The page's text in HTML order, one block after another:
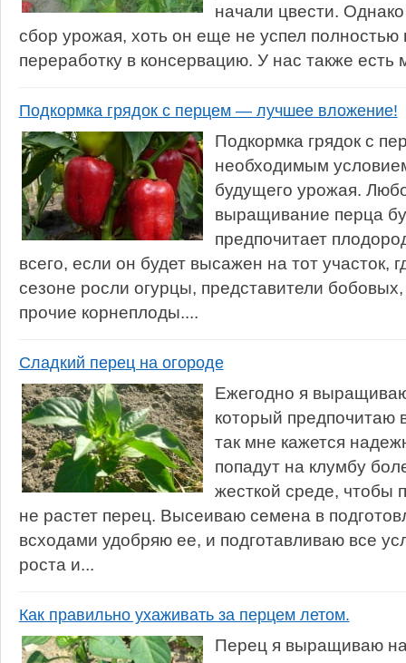
начали цвести.
сбор урожая, хоть он еще не успел полностью
переработку в консервацию. У нас также есть
Подкормка грядок с перцем — лучшее вложение!
Подкормка грядок с
необходимым
будущего урожая.
выращивание перца
предпочитает
всего, если он будет высажен на тот участок,
сезоне росли огурцы, представители
прочие корнеплоды....
Сладкий перец на огороде
Ежегодно я
который предпочитаю
так мне кажется
попадут на клумбу
жесткой среде, чтобы
не растет перец. Высеиваю семена в
всходами удобряю ее, и подготавливаю все
роста и...
Как правильно ухаживать за перцем летом.
Перец я выращиваю